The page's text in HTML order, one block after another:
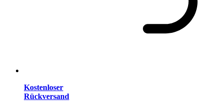
Kostenloser
Rückversand